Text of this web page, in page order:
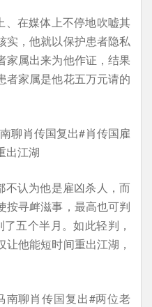
、在媒体上不停地吹嘘其
实，他就以保护患者隐私
家属出来为他作证，结果
者家属是他花五万元请的
聊肖传国复出#肖传国雇
出江湖
不认为他是雇凶杀人，而
按寻衅滋事，最高也可判
五个半月。如此轻判，
他能短时间重出江湖，
南聊肖传国复出#两位老